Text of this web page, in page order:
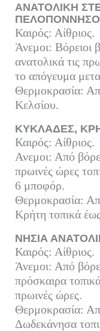
ΑΝΑΤΟΛΙΚΗ
Καιρός: Αίθριος.
Άνεμοι: Βόρειοι
ανατολικά τις
το απόγευμα
Θερμοκρασία:
Κελσίου.
ΚΥΚΛΑΔΕΣ,
Καιρός: Αίθριος.
Ανεμοι: Από
πρωινές ώρες
6 μποφόρ.
Θερμοκρασία:
Κρήτη τοπικά
ΝΗΣΙΑ
Καιρός: Αίθριος.
Άνεμοι: Από
πρόσκαιρα
πρωινές ώρες.
Θερμοκρασία:
Δωδεκάνησα